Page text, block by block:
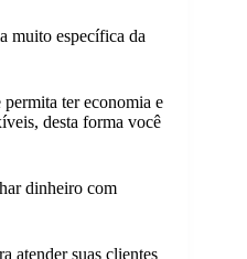
muito específica da
ter economia e
desta forma você
dinheiro com
atender suas clientes